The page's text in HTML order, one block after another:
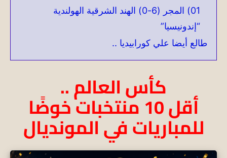
01) المجر (6-0) الهند الشرقية الهولندية
“إندونيسيا”
طالع أيضا علي كورابيديا ..
كأس العالم ..
أقل 10 منتخبات خوضًا
للمباريات في المونديال